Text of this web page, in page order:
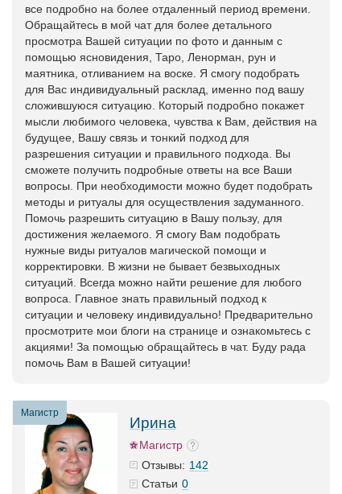
все подробно на более отдаленный период времени.
Обращайтесь в мой чат для более детального
просмотра Вашей ситуации по фото и данным с
помощью ясновидения, Таро, Ленорман, рун и
маятника, отливанием на воске. Я смогу подобрать
для Вас индивидуальный расклад, именно под вашу
сложившуюся ситуацию. Который подробно покажет
мысли любимого человека, чувства к Вам, действия на
будущее, Вашу связь и тонкий подход для
разрешения ситуации и правильного подхода. Вы
сможете получить подробные ответы на все Ваши
вопросы. При необходимости можно будет подобрать
методы и ритуалы для осуществления задуманного.
Помочь разрешить ситуацию в Вашу пользу, для
достижения желаемого. Я смогу Вам подобрать
нужные виды ритуалов магической помощи и
корректировки. В жизни не бывает безвыходных
ситуаций. Всегда можно найти решение для любого
вопроса. Главное знать правильный подход к
ситуации и человеку индивидуально! Предварительно
просмотрите мои блоги на странице и ознакомьтесь с
акциями! За помощью обращайтесь в чат. Буду рада
помочь Вам в Вашей ситуации!
Магистр
Ирина
Магистр
Отзывы: 142
Статьи 0